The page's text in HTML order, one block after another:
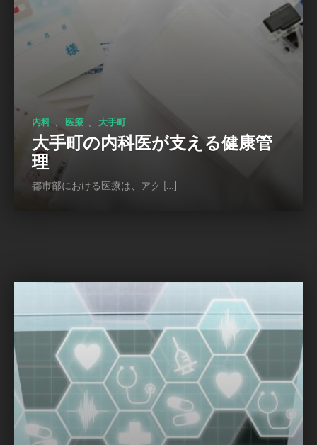
内科 医療 大手町
大手町の内科医が支える健康管
理
都市部における医療は、アク […]